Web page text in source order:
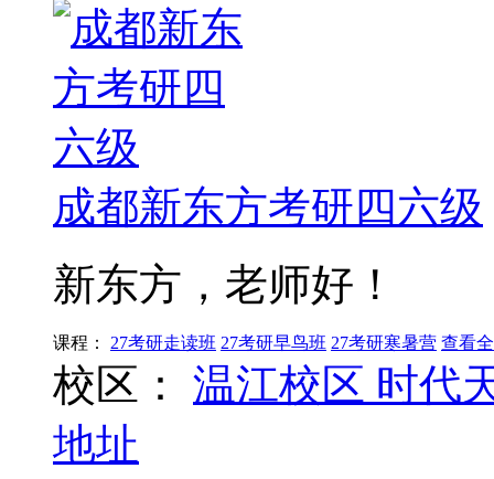
成都新东方考研四六级
新东方，老师好！
课程： 27考研走读班 27考研早鸟班 27考研寒暑营 查看
校区： 温江校区 时代
地址